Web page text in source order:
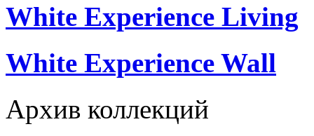
White Experience Living
White Experience Wall
Архив коллекций